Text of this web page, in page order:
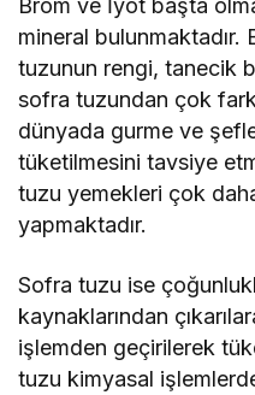
Brom ve İyot başta
mineral bulunmaktadır.
tuzunun rengi, tanecik
sofra tuzundan çok
dünyada gurme ve
tüketilmesini tavsiye
tuzu yemekleri çok
yapmaktadır.
Sofra tuzu ise
kaynaklarından
işlemden geçirilerek
tuzu kimyasal